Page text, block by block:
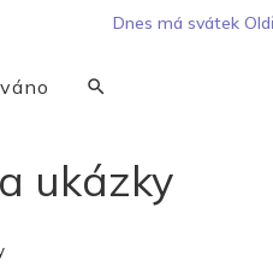
Dnes má svátek
ukázky